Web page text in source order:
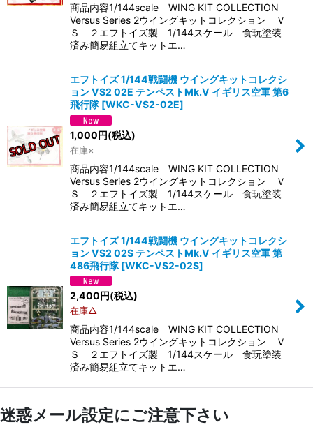
商品内容1/144scale WING KIT COLLECTION
Versus Series 2ウイングキットコレクション Ｖ
Ｓ ２エフトイズ製 1/144スケール 食玩塗装
済み簡易組立てキットエ…
エフトイズ 1/144戦闘機 ウイングキットコレクシ
ョン VS2 02E テンペストMk.V イギリス空軍 第6
飛行隊 [WKC-VS2-02E]
1,000円(税込)
在庫×
商品内容1/144scale WING KIT COLLECTION
Versus Series 2ウイングキットコレクション Ｖ
Ｓ ２エフトイズ製 1/144スケール 食玩塗装
済み簡易組立てキットエ…
エフトイズ 1/144戦闘機 ウイングキットコレクシ
ョン VS2 02S テンペストMk.V イギリス空軍 第
486飛行隊 [WKC-VS2-02S]
2,400円(税込)
在庫△
商品内容1/144scale WING KIT COLLECTION
Versus Series 2ウイングキットコレクション Ｖ
Ｓ ２エフトイズ製 1/144スケール 食玩塗装
済み簡易組立てキットエ…
迷惑メール設定にご注意下さい